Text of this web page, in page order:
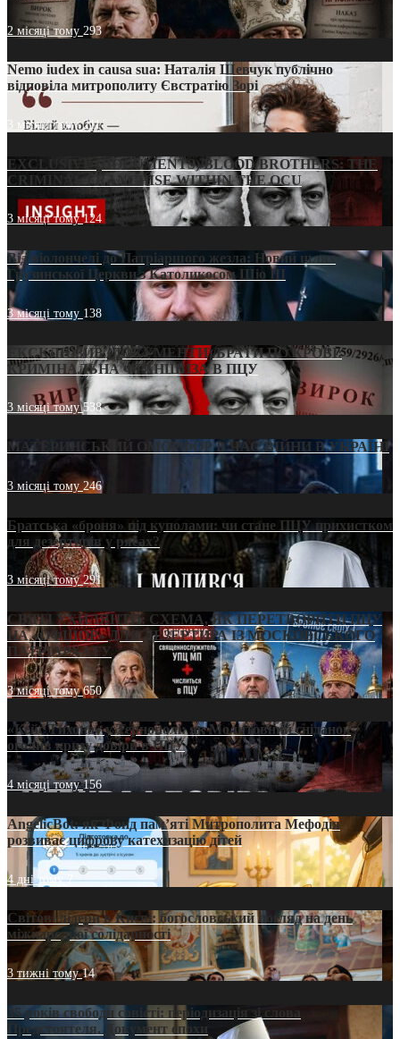
2 місяці тому 293
Nemo iudex in causa sua: Наталія Шевчук публічно
відповіла митрополиту Євстратію Зорі
3 місяці тому211
EXCLUSIVE (DOCUMENTS)/BLOOD BROTHERS: THE
CRIMINAL FRANCHISE WITHIN THE OCU
3 місяці тому124
Від віолончелі до Патріаршого жезла: Новий шлях
Грузинської Церкви з Католикосом Шіо III
3 місяці тому 138
ЕКСКЛЮЗИВ (ДОКУМЕНТИ)/БРАТИ ПО КРОВІ:
КРИМІНАЛЬНА ФРАНШИЗА В ПЦУ
3 місяці тому538
МАТЕРИНСЬКИЙ ОМОРФОР В ЧАС ВІЙНИ В УКРАЇНІ
3 місяці тому246
Братська «броня» під куполами: чи стане ПЦУ прихистком
для дезертирів у рясах?
3 місяці тому291
СВЯТІ УХИЛЯНТИ: СХЕМА, ЯК ПЕРЕТВОРИТИ ПЦУ
НА «ОФШОР» ДЛЯ ДЕЗЕРТИРА ІЗ МОСКОВСЬКОГО
ПАТРІАРХАТУ
3 місяці тому650
«Кейс Тихона» у Тернополі: як Молитовний сніданок
оголив кризу довіри в ПЦУ
4 місяці тому156
AngelicBot: як Фонд пам’яті Митрополита Мефодія
розвиває цифрову катехизацію дітей
4 дні тому7
Світові лідери в Києві: богословський погляд на день
міжнародної солідарності
3 тижні тому14
35 років свободи совісті: періодизація зі слова
Предстоятеля. Документ епохи